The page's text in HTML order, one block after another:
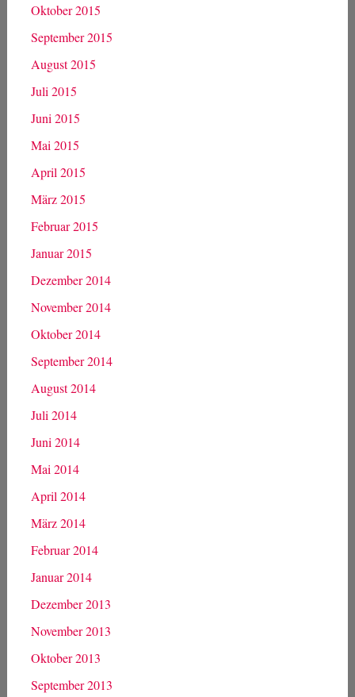
Oktober 2015
September 2015
August 2015
Juli 2015
Juni 2015
Mai 2015
April 2015
März 2015
Februar 2015
Januar 2015
Dezember 2014
November 2014
Oktober 2014
September 2014
August 2014
Juli 2014
Juni 2014
Mai 2014
April 2014
März 2014
Februar 2014
Januar 2014
Dezember 2013
November 2013
Oktober 2013
September 2013